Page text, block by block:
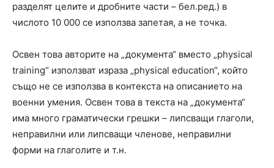
разделят целите и дробните части – бел.ред.) в
числото 10 000 се използва запетая, а не точка.
Освен това авторите на „документа“ вместо „physical
training“ използват израза „physical education“, който
също не се използва в контекста на описанието на
военни умения. Освен това в текста на „документа“
има много граматически грешки – липсващи глаголи,
неправилни или липсващи членове, неправилни
форми на глаголите и т.н.